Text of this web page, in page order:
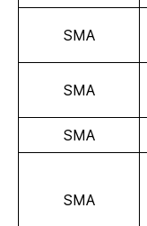
SMA
SMA
SMA
SMA